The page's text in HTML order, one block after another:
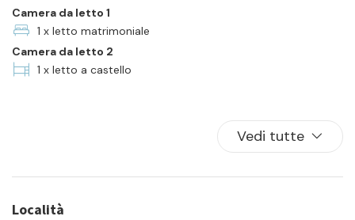
Parcheggio
Piatti e ciotole
TV
Camera da letto 1
1 x letto matrimoniale
Camera da letto 2
1 x letto a castello
Vedi tutte
Località